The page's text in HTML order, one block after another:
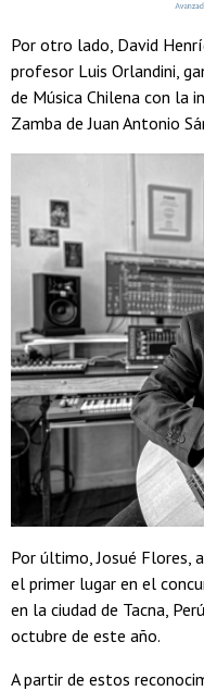
Por otro lado, David
profesor Luis Orlandini,
de Música Chilena con la
Zamba de Juan Antonio
Por último, Josué Flores,
el primer lugar en el
en la ciudad de Tacna,
octubre de este año.
A partir de estos